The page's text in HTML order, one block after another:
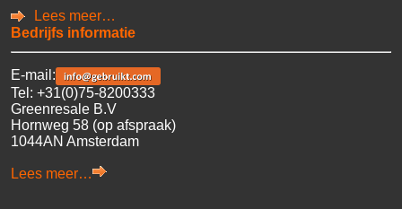
Lees meer…
Bedrijfs informatie
E-mail:
Tel: +31(0)75-8200333
Greenresale B.V
Hornweg 58 (op afspraak)
1044AN Amsterdam
Lees meer…